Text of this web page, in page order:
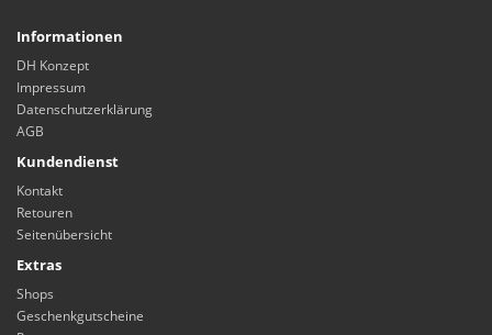
Informationen
DH Konzept
Impressum
Datenschutzerklärung
AGB
Kundendienst
Kontakt
Retouren
Seitenübersicht
Extras
Shops
Geschenkgutscheine